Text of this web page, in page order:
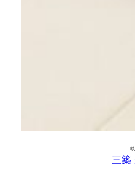
三築